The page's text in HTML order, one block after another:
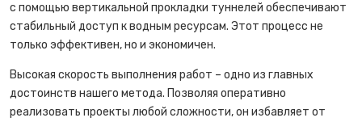
с помощью вертикальной прокладки туннелей обеспечивают
стабильный доступ к водным ресурсам. Этот процесс не
только эффективен, но и экономичен.
Высокая скорость выполнения работ – одно из главных
достоинств нашего метода. Позволяя оперативно
реализовать проекты любой сложности, он избавляет от